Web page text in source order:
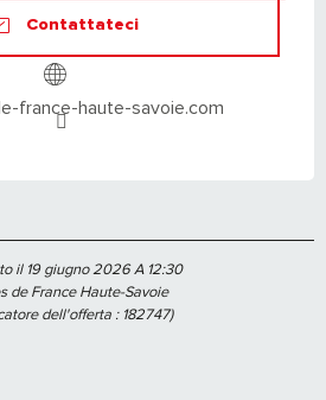
Contattateci
france-haute-savoie.com
il 19 giugno 2026 A 12:30
de France Haute-Savoie
dell'offerta : 182747)